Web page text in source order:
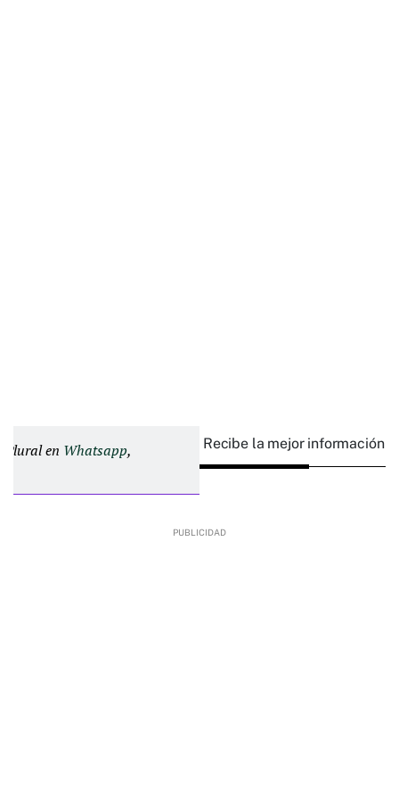
Plural en Whatsapp, Recibe la mejor información